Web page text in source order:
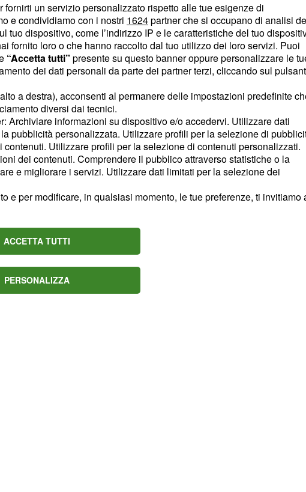
un servizio personalizzato rispetto alle tue esigenze di
e condividiamo con i nostri 1624partner che si occupano di analisi
dispositivo, come l’indirizzo IP e le caratteristiche del tuo
fornito loro o che hanno raccolto dal tuo utilizzo dei loro servizi. Puoi
“Accetta tutti” presente su questo banner oppure personalizzare le
dei dati personali da parte dei partner terzi, cliccando sul
a destra), acconsenti al permanere delle impostazioni predefinite
diversi dai tecnici.
Archiviare informazioni su dispositivo e/o accedervi. Utilizzare dati
pubblicità personalizzata. Utilizzare profili per la selezione di
Utilizzare profili per la selezione di contenuti personalizzati.
dei contenuti. Comprendere il pubblico attraverso statistiche o la
e migliorare i servizi. Utilizzare dati limitati per la selezione dei
e per modificare, in qualsiasi momento, le tue preferenze, ti invitiamo
ACCETTA TUTTI
PERSONALIZZA